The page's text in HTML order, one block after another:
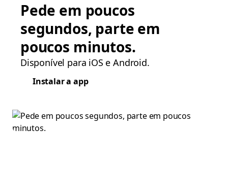
Pede em poucos
segundos, parte em
poucos minutos.
Disponível para iOS e Android.
Instalar a app